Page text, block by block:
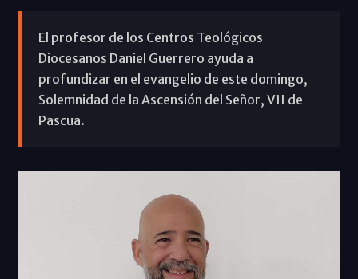
El profesor de los Centros Teológicos
Diocesanos Daniel Guerrero ayuda a
profundizar en el evangelio de este domingo,
Solemnidad de la Ascensión del Señor, VII de
Pascua.